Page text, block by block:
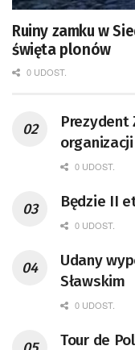
Ruiny zamku w
święta plonów
0 UDOST.
Prezydent
0 UDOST.
Będzie II
0 UDOST.
Udany
Sławskim
0 UDOST.
Tour de